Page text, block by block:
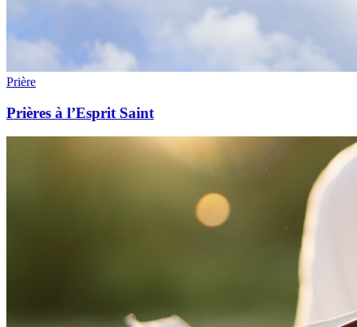
Prière
Prières à l’Esprit Saint